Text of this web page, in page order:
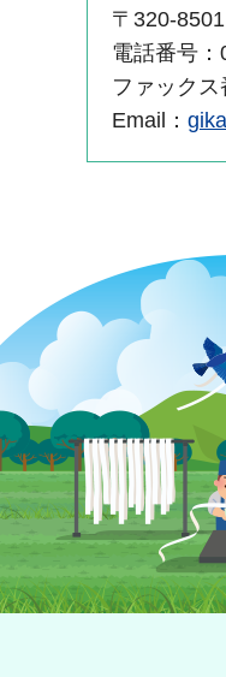
〒320-
電話番号
ファック
Email：